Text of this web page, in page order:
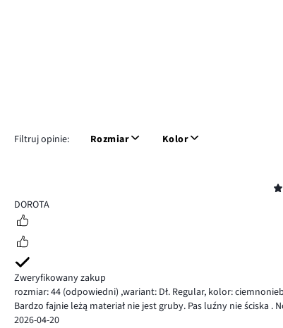
Filtruj opinie: Rozmiar Kolor
5
DOROTA
Zweryfikowany zakup
rozmiar: 44 (odpowiedni) ,wariant: Dł. Regular, kolor:
Bardzo fajnie leżą materiał nie jest gruby. Pas luźny nie ściska .
2026-04-20